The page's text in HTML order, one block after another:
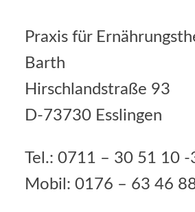
Praxis für
Barth
Hirschlandstraße 93
D-73730 Esslingen
Tel.: 0711 – 30 51 10 -
Mobil: 0176 – 63 46